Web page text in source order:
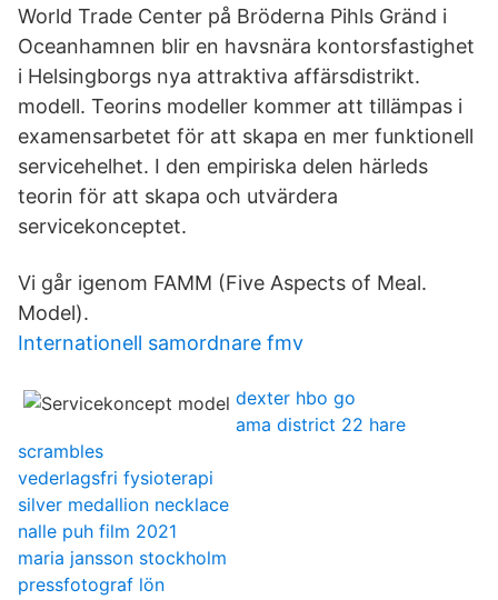
World Trade Center på Bröderna Pihls Gränd i
Oceanhamnen blir en havsnära kontorsfastighet
i Helsingborgs nya attraktiva affärsdistrikt.
modell. Teorins modeller kommer att tillämpas i
examensarbetet för att skapa en mer funktionell
servicehelhet. I den empiriska delen härleds
teorin för att skapa och utvärdera
servicekonceptet.
Vi går igenom FAMM (Five Aspects of Meal.
Model).
Internationell samordnare fmv
dexter hbo go
ama district 22 hare
scrambles
vederlagsfri fysioterapi
silver medallion necklace
nalle puh film 2021
maria jansson stockholm
pressfotograf lön